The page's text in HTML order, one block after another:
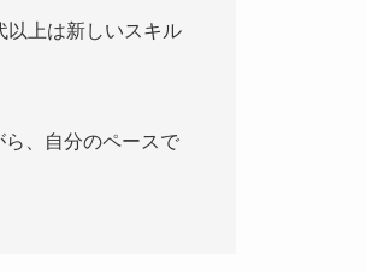
以上は新しいスキル
、自分のペースで